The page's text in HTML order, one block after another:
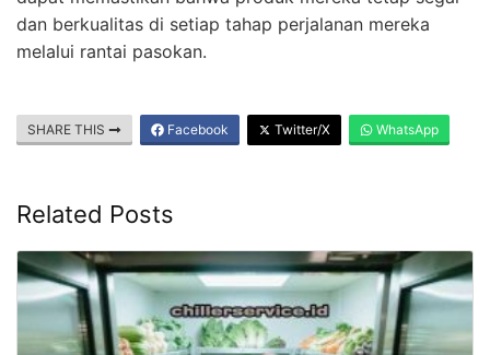
dan berkualitas di setiap tahap perjalanan mereka
melalui rantai pasokan.
SHARE THIS Facebook Twitter/X WhatsApp
Related Posts